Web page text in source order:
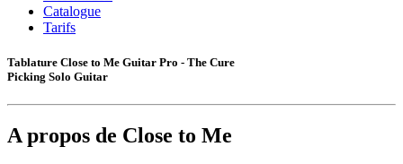
Catalogue
Tarifs
Tablature Close to Me Guitar Pro - The Cure
Picking Solo Guitar
A propos de Close to Me